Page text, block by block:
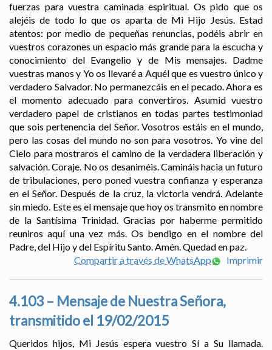
fuerzas para vuestra caminada espiritual. Os pido que os
alejéis de todo lo que os aparta de Mi Hijo Jesús. Estad
atentos: por medio de pequeñas renuncias, podéis abrir en
vuestros corazones un espacio más grande para la escucha y
conocimiento del Evangelio y de Mis mensajes. Dadme
vuestras manos y Yo os llevaré a Aquél que es vuestro único y
verdadero Salvador. No permanezcáis en el pecado. Ahora es
el momento adecuado para convertiros. Asumid vuestro
verdadero papel de cristianos en todas partes testimoniad
que sois pertenencia del Señor. Vosotros estáis en el mundo,
pero las cosas del mundo no son para vosotros. Yo vine del
Cielo para mostraros el camino de la verdadera liberación y
salvación. Coraje. No os desaniméis. Camináis hacia un futuro
de tribulaciones, pero poned vuestra confianza y esperanza
en el Señor. Después de la cruz, la victoria vendrá. Adelante
sin miedo. Este es el mensaje que hoy os transmito en nombre
de la Santísima Trinidad. Gracias por haberme permitido
reuniros aquí una vez más. Os bendigo en el nombre del
Padre, del Hijo y del Espíritu Santo. Amén. Quedad en paz.
Compartir a través de WhatsApp
Imprimir
4.103 – Mensaje de Nuestra Señora,
transmitido el 19/02/2015
Queridos hijos, Mi Jesús espera vuestro Sí a Su llamada.